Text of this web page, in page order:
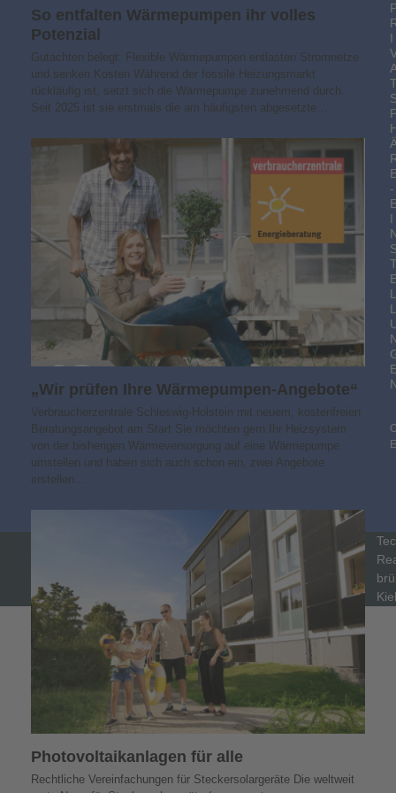
So entfalten Wärmepumpen ihr volles
Potenzial
Gutachten belegt: Flexible Wärmepumpen entlasten Stromnetze
und senken Kosten Während der fossile Heizungsmarkt
rückläufig ist, setzt sich die Wärmepumpe zunehmend durch.
Seit 2025 ist sie erstmals die am häufigsten abgesetzte…
„Wir prüfen Ihre Wärmepumpen-Angebote“
Verbraucherzentrale Schleswig-Holstein mit neuem, kostenfreien
Beratungsangebot am Start Sie möchten gern Ihr Heizsystem
von der bisherigen Wärmeversorgung auf eine Wärmepumpe
umstellen und haben sich auch schon ein, zwei Angebote
erstellen…
Photovoltaik­­anlagen für alle
Rechtliche Vereinfachungen für Steckersolargeräte Die weltweit
I
-
I
L
L
Kiel